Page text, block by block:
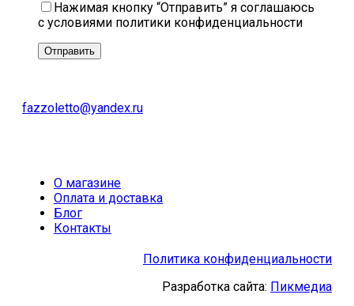
Нажимая кнопку “Отправить” я соглашаюсь
с условиями политики конфиденциальности
fazzoletto@yandex.ru
О магазине
Оплата и доставка
Блог
Контакты
Политика конфиденциальности
Разработка сайта: Пикмедиа